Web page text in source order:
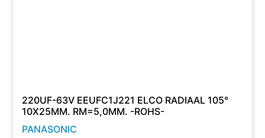
220UF-63V EEUFC1J221 ELCO RADIAAL 105°
10X25MM. RM=5,0MM. -ROHS-
PANASONIC